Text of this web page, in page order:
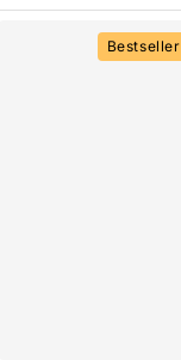
Bestseller